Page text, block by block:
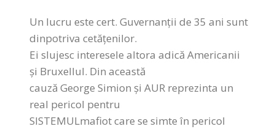
Un lucru este cert. Guvernanții de 35 ani sunt
dinpotriva cetățenilor.
Ei slujesc interesele altora adică Americanii
și Bruxellul. Din această
cauză George Simion și AUR reprezinta un
real pericol pentru
SISTEMULmafiot care se simte în pericol